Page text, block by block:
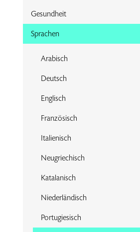
Gesundheit
Sprachen
Arabisch
Deutsch
Englisch
Französisch
Italienisch
Neugriechisch
Katalanisch
Niederländisch
Portugiesisch